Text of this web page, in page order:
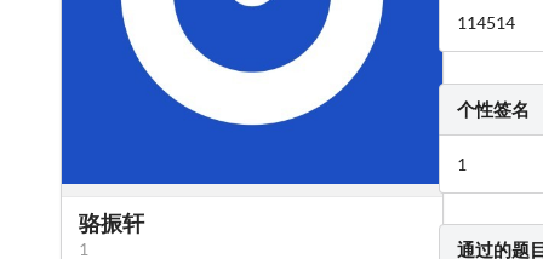
骆振轩
1
114514
个性签名
1
通过的题